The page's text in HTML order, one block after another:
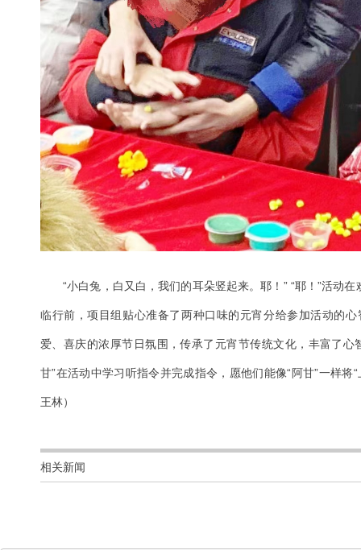
“小白兔，白又白，我们的耳朵竖起来。耶！” “耶！”活动
临行前，项目组贴心准备了两种口味的元宵分给参加活动的
爱、喜庆的浓厚节日氛围，传承了元宵节传统文化，丰富了
甘”在活动中学习听指令并完成指令，愿他们能像“阿甘”一样
王林）
相关新闻